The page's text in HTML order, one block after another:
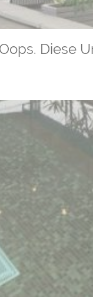
Oops. Diese